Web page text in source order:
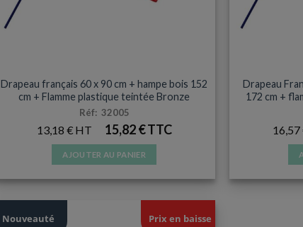
Drapeau français 60 x 90 cm + hampe bois 152
cm + Flamme plastique teintée Bronze
Réf: 32005
13,18 € 15,82€
AJOUTER AU PANIER
Drapeau
172 cm +
16,57
Prix en baisse
Nouveauté